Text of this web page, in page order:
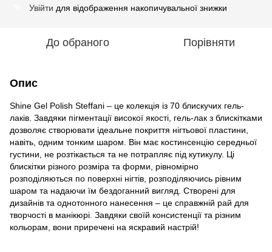
Увійти для відображення накопичувальної знижки
До обраного Порівняти
Опис
Shine Gel Polish Steffani – це колекція із 70 блискучих гель-
лаків. Завдяки пігментації високої якості, гель-лак з блискітками
дозволяє створювати ідеальне покриття нігтьової пластини,
навіть, одним тонким шаром. Він має костинсенцію середньої
густини, не розтікається та не потрапляє під кутикулу. Ці
блискітки різного розміра та форми, рівномірно
розподіляються по поверхні нігтів, розподіляючись рівним
шаром та надаючи їм бездоганний вигляд. Створені для
дизайнів та однотонного нанесення – це справжній рай для
творчості в манікюрі. Завдяки своїй консистенції та різним
кольорам, вони приречені на яскравий настрій!